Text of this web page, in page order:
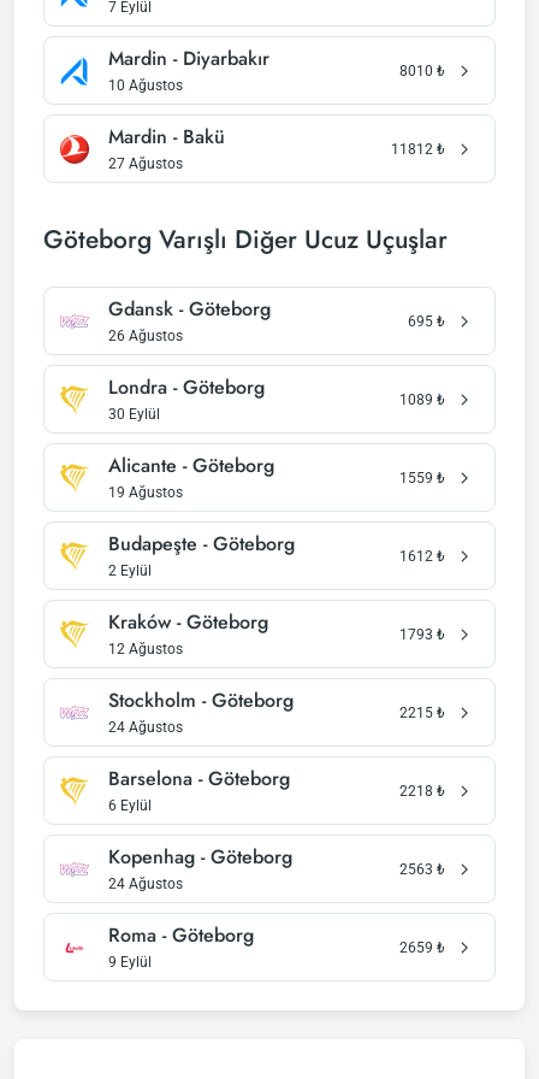
7 Eylül
Mardin - Diyarbakır
10 Ağustos
8010 ₺
Mardin - Bakü
27 Ağustos
11812 ₺
Göteborg Varışlı Diğer Ucuz Uçuşlar
Gdansk - Göteborg
26 Ağustos
695 ₺
Londra - Göteborg
30 Eylül
1089 ₺
Alicante - Göteborg
19 Ağustos
1559 ₺
Budapeşte - Göteborg
2 Eylül
1612 ₺
Kraków - Göteborg
12 Ağustos
1793 ₺
Stockholm - Göteborg
24 Ağustos
2215 ₺
Barselona - Göteborg
6 Eylül
2218 ₺
Kopenhag - Göteborg
24 Ağustos
2563 ₺
Roma - Göteborg
9 Eylül
2659 ₺